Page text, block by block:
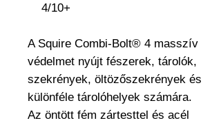
4/10+
A Squire Combi-Bolt® 4 masszív
védelmet nyújt fészerek, tárolók,
szekrények, öltözőszekrények és
különféle tárolóhelyek számára.
Az öntött fém zártesttel és acél